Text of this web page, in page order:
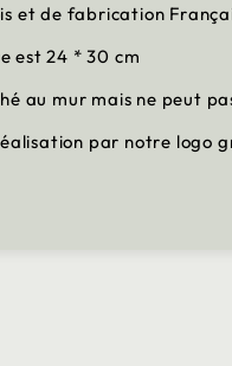
et de fabrication
est 24 * 30 cm
au mur mais ne peut
par notre logo